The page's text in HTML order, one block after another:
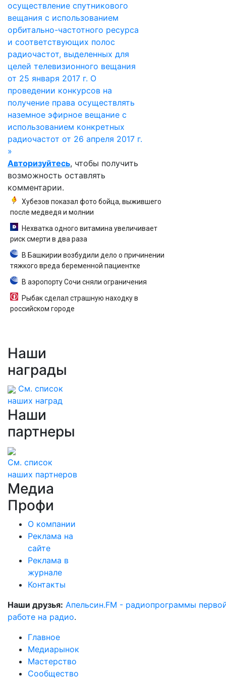
осуществление спутникового
вещания с использованием
орбитально-частотного ресурса
и соответствующих полос
радиочастот, выделенных для
целей телевизионного вещания
от 25 января 2017 г. О
проведении конкурсов на
получение права осуществлять
наземное эфирное вещание с
использованием конкретных
радиочастот от 26 апреля 2017 г.
»
Авторизуйтесь, чтобы получить
возможность оставлять
комментарии.
Хубезов показал фото бойца, выжившего
после медведя и молнии
Нехватка одного витамина увеличивает
риск смерти в два раза
В Башкирии возбудили дело о причинении
тяжкого вреда беременной пациентке
В аэропорту Сочи сняли ограничения
Рыбак сделал страшную находку в
российском городе
Наши
награды
См. список
наших наград
Наши
партнеры
См. список
наших партнеров
Медиа
Профи
О компании
Реклама на
сайте
Реклама в
журнале
Контакты
Наши друзья: Апельсин.FM - радиопрограммы
работе на радио.
Главное
Медиарынок
Мастерство
Сообщество